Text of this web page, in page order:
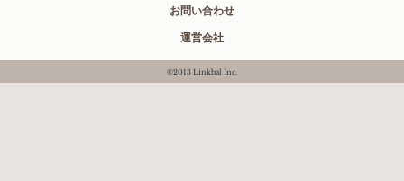
お問い合わせ
運営会社
©2013 Linkbal Inc.